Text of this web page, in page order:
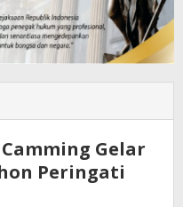
Camming Gelar
Peringati